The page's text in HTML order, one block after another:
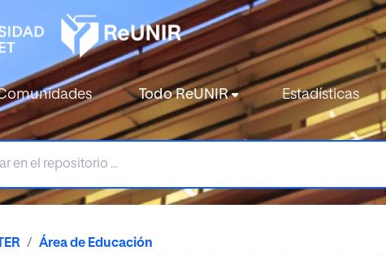
Todo ReUNIR Estadísticas
Área de Educación